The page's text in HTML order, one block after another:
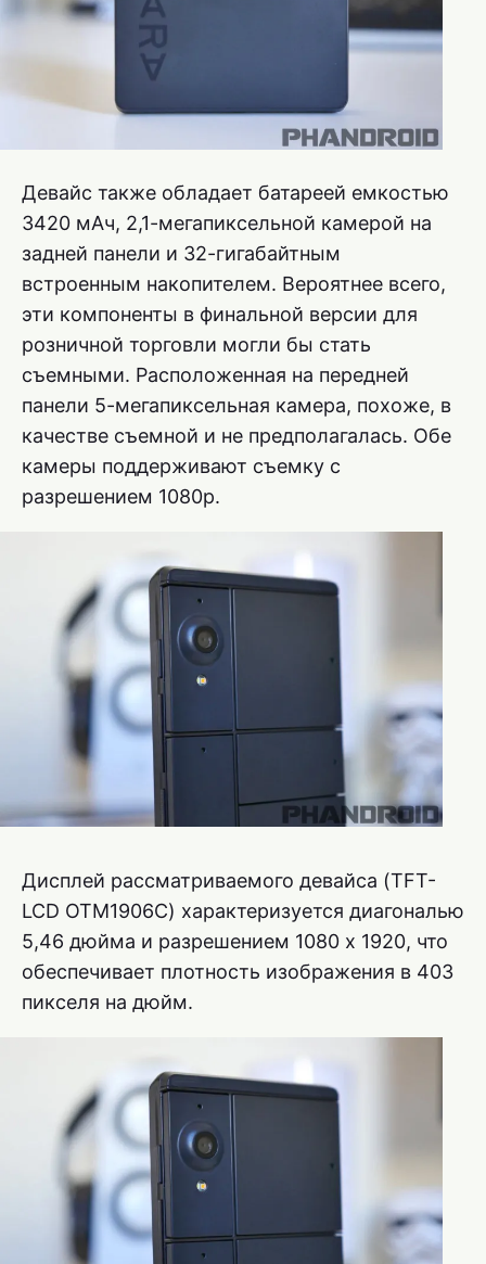
Девайс также обладает батареей емкостью
3420 мАч, 2,1-мегапиксельной камерой на
задней панели и 32-гигабайтным
встроенным накопителем. Вероятнее всего,
эти компоненты в финальной версии для
розничной торговли могли бы стать
съемными. Расположенная на передней
панели 5-мегапиксельная камера, похоже, в
качестве съемной и не предполагалась. Обе
камеры поддерживают съемку с
разрешением 1080p.
Дисплей рассматриваемого девайса (TFT-
LCD OTM1906C) характеризуется диагональю
5,46 дюйма и разрешением 1080 x 1920, что
обеспечивает плотность изображения в 403
пикселя на дюйм.